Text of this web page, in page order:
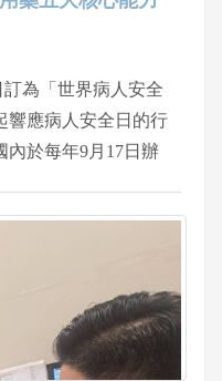
睛造成視力模糊的
為「世界病人安全
響應病人安全日的行
內於每年9月17日辦
產兒安全「把握關